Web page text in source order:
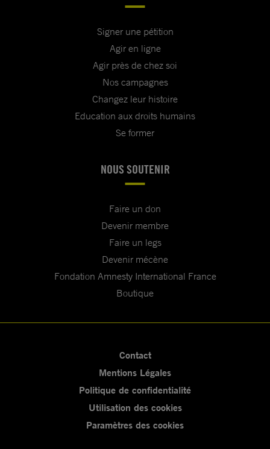
Signer une pétition
Agir en ligne
Agir près de chez soi
Nos campagnes
Changez leur histoire
Education aux droits humains
Se former
NOUS SOUTENIR
Faire un don
Devenir membre
Faire un legs
Devenir mécène
Fondation Amnesty International France
Boutique
Contact
Mentions Légales
Politique de confidentialité
Utilisation des cookies
Paramètres des cookies